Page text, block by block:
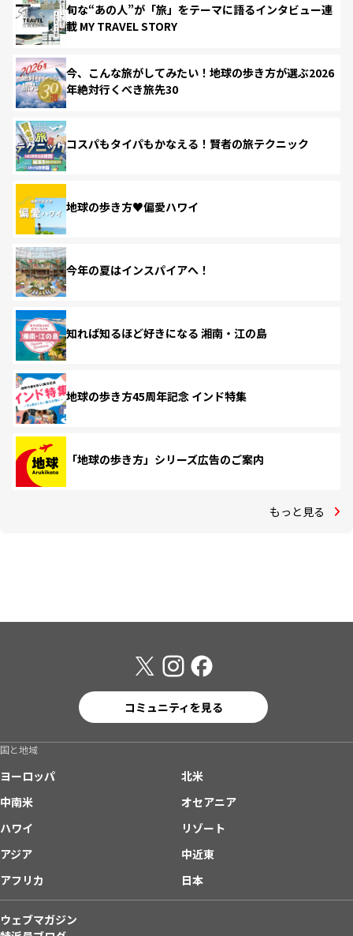
旬な“あの人”が「旅」をテーマに語るインタビュー連
載 MY TRAVEL STORY
今、こんな旅がしてみたい！地球の歩き方が選ぶ2026
年絶対行くべき旅先30
コスパもタイパもかなえる！賢者の旅テクニック
地球の歩き方♥偏愛ハワイ
今年の夏はインスパイアへ！
知れば知るほど好きになる 湘南・江の島
地球の歩き方45周年記念 インド特集
「地球の歩き方」シリーズ広告のご案内
もっと見る
コミュニティを見る
国と地域
ヨーロッパ
北米
中南米
オセアニア
ハワイ
リゾート
アジア
中近東
アフリカ
日本
ウェブマガジン